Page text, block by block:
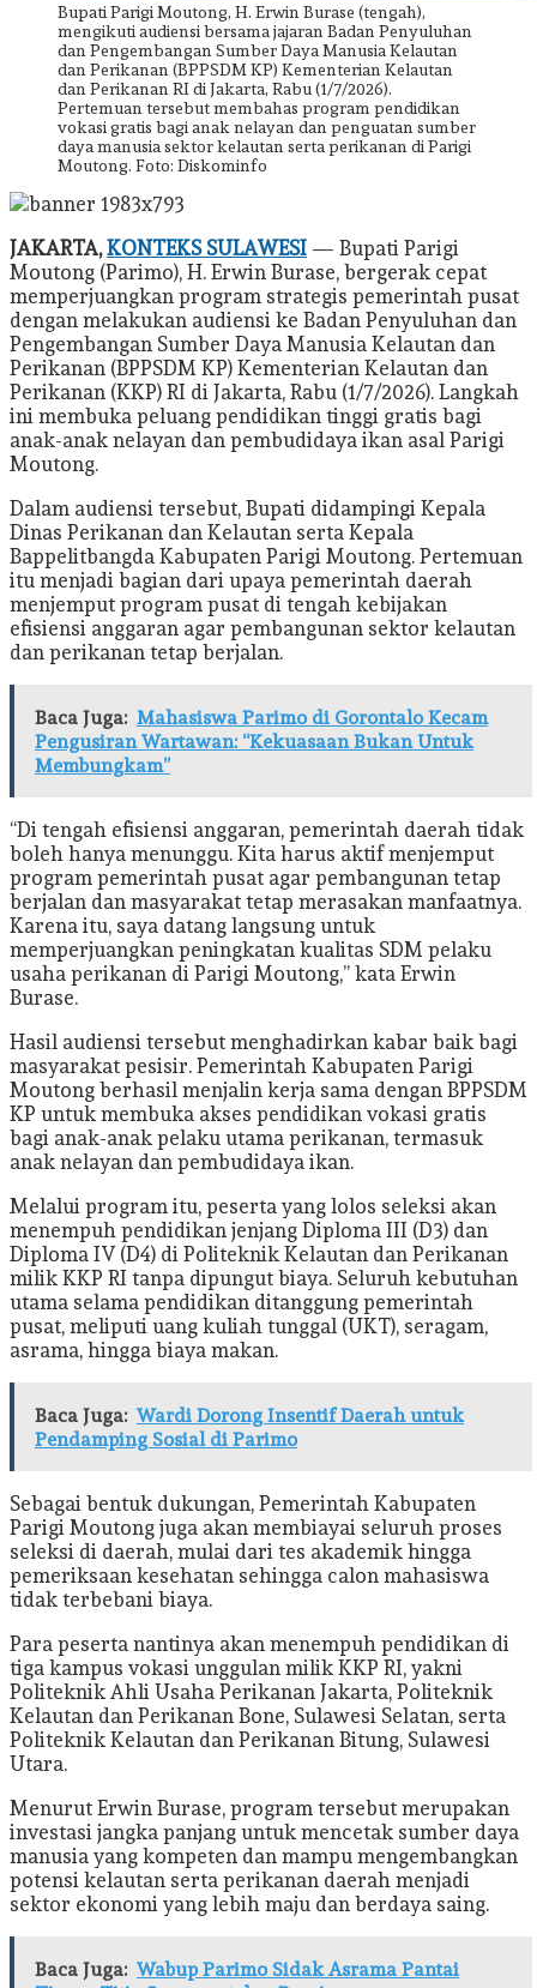
Bupati Parigi Moutong, H. Erwin Burase (tengah),
mengikuti audiensi bersama jajaran Badan Penyuluhan
dan Pengembangan Sumber Daya Manusia Kelautan
dan Perikanan (BPPSDM KP) Kementerian Kelautan
dan Perikanan RI di Jakarta, Rabu (1/7/2026).
Pertemuan tersebut membahas program pendidikan
vokasi gratis bagi anak nelayan dan penguatan sumber
daya manusia sektor kelautan serta perikanan di Parigi
Moutong. Foto: Diskominfo
JAKARTA,KONTEKS SULAWESI — Bupati Parigi
Moutong (Parimo), H. Erwin Burase, bergerak cepat
memperjuangkan program strategis pemerintah pusat
dengan melakukan audiensi ke Badan Penyuluhan dan
Pengembangan Sumber Daya Manusia Kelautan dan
Perikanan (BPPSDM KP) Kementerian Kelautan dan
Perikanan (KKP) RI di Jakarta, Rabu (1/7/2026). Langkah
ini membuka peluang pendidikan tinggi gratis bagi
anak-anak nelayan dan pembudidaya ikan asal Parigi
Moutong.
Dalam audiensi tersebut, Bupati didampingi Kepala
Dinas Perikanan dan Kelautan serta Kepala
Bappelitbangda Kabupaten Parigi Moutong. Pertemuan
itu menjadi bagian dari upaya pemerintah daerah
menjemput program pusat di tengah kebijakan
efisiensi anggaran agar pembangunan sektor kelautan
dan perikanan tetap berjalan.
Baca Juga: Mahasiswa Parimo di Gorontalo Kecam
Pengusiran Wartawan: “Kekuasaan Bukan Untuk
Membungkam”
“Di tengah efisiensi anggaran, pemerintah daerah tidak
boleh hanya menunggu. Kita harus aktif menjemput
program pemerintah pusat agar pembangunan tetap
berjalan dan masyarakat tetap merasakan manfaatnya.
Karena itu, saya datang langsung untuk
memperjuangkan peningkatan kualitas SDM pelaku
usaha perikanan di Parigi Moutong,” kata Erwin
Burase.
Hasil audiensi tersebut menghadirkan kabar baik bagi
masyarakat pesisir. Pemerintah Kabupaten Parigi
Moutong berhasil menjalin kerja sama dengan BPPSDM
KP untuk membuka akses pendidikan vokasi gratis
bagi anak-anak pelaku utama perikanan, termasuk
anak nelayan dan pembudidaya ikan.
Melalui program itu, peserta yang lolos seleksi akan
menempuh pendidikan jenjang Diploma III (D3) dan
Diploma IV (D4) di Politeknik Kelautan dan Perikanan
milik KKP RI tanpa dipungut biaya. Seluruh kebutuhan
utama selama pendidikan ditanggung pemerintah
pusat, meliputi uang kuliah tunggal (UKT), seragam,
asrama, hingga biaya makan.
Baca Juga: Wardi Dorong Insentif Daerah untuk
Pendamping Sosial di Parimo
Sebagai bentuk dukungan, Pemerintah Kabupaten
Parigi Moutong juga akan membiayai seluruh proses
seleksi di daerah, mulai dari tes akademik hingga
pemeriksaan kesehatan sehingga calon mahasiswa
tidak terbebani biaya.
Para peserta nantinya akan menempuh pendidikan di
tiga kampus vokasi unggulan milik KKP RI, yakni
Politeknik Ahli Usaha Perikanan Jakarta, Politeknik
Kelautan dan Perikanan Bone, Sulawesi Selatan, serta
Politeknik Kelautan dan Perikanan Bitung, Sulawesi
Utara.
Menurut Erwin Burase, program tersebut merupakan
investasi jangka panjang untuk mencetak sumber daya
manusia yang kompeten dan mampu mengembangkan
potensi kelautan serta perikanan daerah menjadi
sektor ekonomi yang lebih maju dan berdaya saing.
Baca Juga: Wabup Parimo Sidak Asrama Pantai